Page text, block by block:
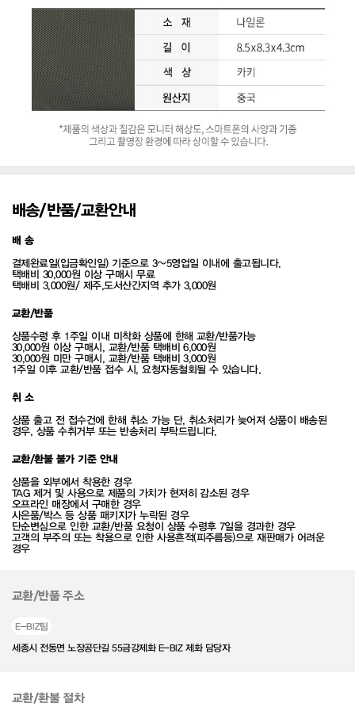
배송/반품/교환안내
배 송
결제완료일(입금확인일) 기준으로 3~5영업일 이내에 출고됩니다.
택배비 30,000원 이상 구매시 무료
택배비 3,000원/ 제주,도서산간지역 추가 3,000원
교환/반품
상품수령 후 1주일 이내 미착화 상품에 한해 교환/반품가능
30,000원 이상 구매시, 교환/반품 택배비 6,000원
30,000원 미만 구매시, 교환/반품 택배비 3,000원
1주일 이후 교환/반품 접수 시, 요청자동철회될 수 있습니다.
취 소
상품 출고 전 접수건에 한해 취소 가능 단, 취소처리가 늦어져 상품이 배송된
경우, 상품 수취거부 또는 반송처리 부탁드립니다.
교환/환불 불가 기준 안내
상품을 외부에서 착용한 경우
TAG 제거 및 사용으로 제품의 가치가 현저히 감소된 경우
오프라인 매장에서 구매한 경우
사은품/박스 등 상품 패키지가 누락된 경우
단순변심으로 인한 교환/반품 요청이 상품 수령후 7일을 경과한 경우
고객의 부주의 또는 착용으로 인한 사용흔적(피주름등)으로 재판매가 어려운
경우
교환/반품 주소
E-BIZ팀
세종시 전동면 노장공단길 55금강제화 E-BIZ 제화 담당자
교환/환불 절차